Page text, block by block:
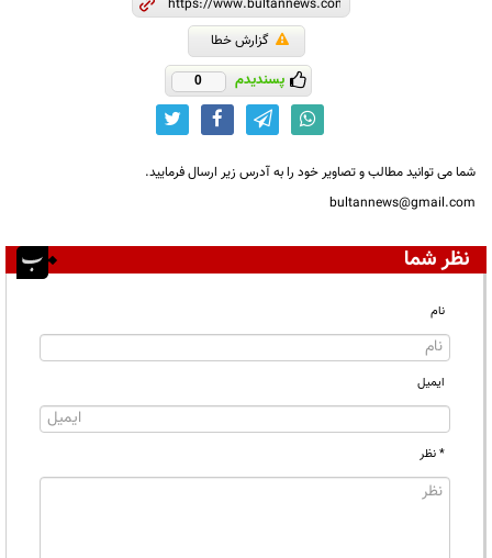
گزارش خطا
پسندیدم 0
شما می توانید مطالب و تصاویر خود را به آدرس زیر ارسال فرمایید.
bultannews@gmail.com
نظر شما
نام
ایمیل
* نظر